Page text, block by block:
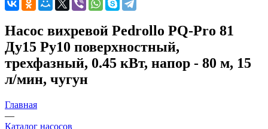
Насос вихревой Pedrollo PQ-Pro 81
Ду15 Ру10 поверхностный,
трехфазный, 0.45 кВт, напор - 80 м, 15
л/мин, чугун
Главная
—
Каталог насосов